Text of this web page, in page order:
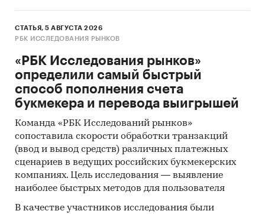
СТАТЬЯ, 5 АВГУСТА 2026
РБК ИССЛЕДОВАНИЯ РЫНКОВ
«РБК Исследования рынков»
определили самый быстрый
способ пополнения счета
букмекера и перевода выигрышей
Команда «РБК Исследований рынков»
сопоставила скорости обработки транзакций
(ввод и вывод средств) различных платежных
сценариев в ведущих российских букмекерских
компаниях. Цель исследования — выявление
наиболее быстрых методов для пользователя
В качестве участников исследования были